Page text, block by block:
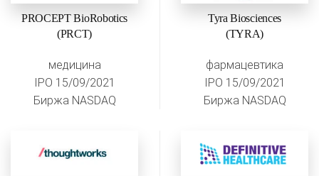
PROCEPT BioRobotics
(PRCT)
медицина
IPO 15/09/2021
Биржа NASDAQ
Tyra Biosciences
(TYRA)
фармацевтика
IPO 15/09/2021
Биржа NASDAQ